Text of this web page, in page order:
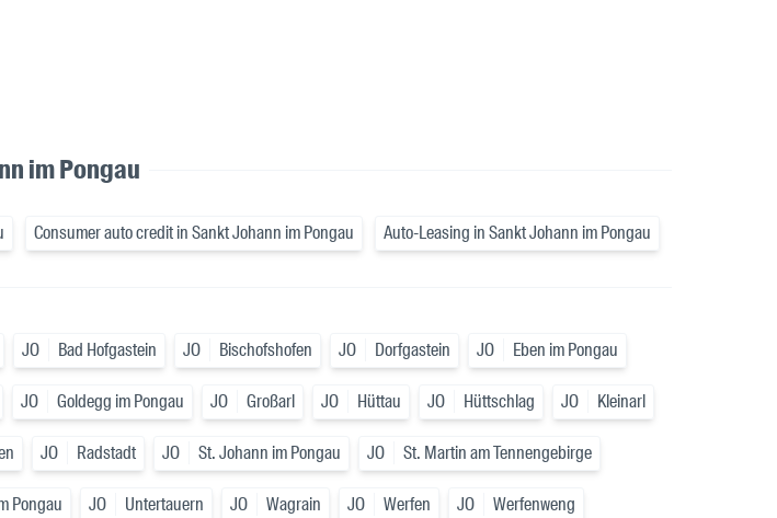
im Pongau
Consumer auto credit in Sankt Johann im Pongau Auto-Leasing in Sankt Johann im Pongau
JO Bad Hofgastein JO Bischofshofen JO Dorfgastein JO Eben im Pongau
JO Goldegg im Pongau JO Großarl JO Hüttau JO Hüttschlag JO Kleinarl
JO Radstadt JO St. Johann im Pongau JO St. Martin am Tennengebirge
Pongau JO Untertauern JO Wagrain JO Werfen JO Werfenweng